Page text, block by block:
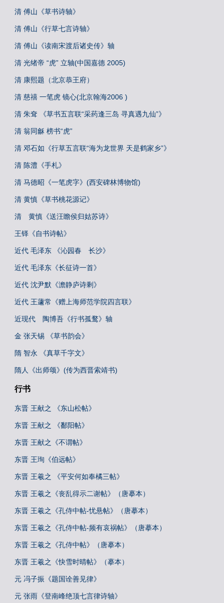
清 傅山《草书诗轴》
清 傅山《行草七言诗轴》
清 傅山《读南宋渡后诸史传》轴
清 光绪帝 “虎” 立轴(中国嘉德 2005)
清 康熙题（北京恭王府）
清 慈禧 一笔虎 镜心(北京翰海2006 )
清 朱耷 《草书五言联“采药逢三岛 寻真遇九仙”》
清 翁同龢 榜书“虎”
清 邓石如《行草五言联“海为龙世界 天是鹤家乡”》
清 陈澧《手札》
清 马德昭《一笔虎字》(西安碑林博物馆)
清 黄慎《草书桃花源记》
清 黄慎《送汪瞻侯归姑苏诗》
王铎《自书诗帖》
近代 毛泽东 《沁园春 长沙》
近代 毛泽东《长征诗一首》
近代 沈尹默《澹静庐诗剩》
近代 王蘧常《赠上海师范学院四言联》
近现代 陶博吾《行书孤鹜》轴
金 张天锡 《草书韵会》
隋 智永 《真草千字文》
隋人《出师颂》(传为西晋索靖书)
行书
东晋 王献之 《东山松帖》
东晋 王献之 《鄱阳帖》
东晋 王献之《不谓帖》
东晋 王珣《伯远帖》
东晋 王羲之 《平安何如奉橘三帖》
东晋 王羲之《丧乱得示二谢帖》（唐摹本）
东晋 王羲之《孔侍中帖-忧悬帖》（唐摹本）
东晋 王羲之《孔侍中帖-频有哀祸帖》（唐摹本）
东晋 王羲之《孔侍中帖》（唐摹本）
东晋 王羲之《快雪时晴帖》（摹本）
元 冯子振《题国诠善见律》
元 张雨《登南峰绝顶七言律诗轴》